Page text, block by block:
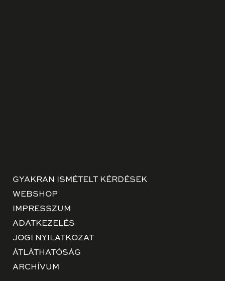
GYAKRAN ISMÉTELT KÉRDÉSEK
WEBSHOP
IMPRESSZUM
ADATKEZELÉS
JOGI NYILATKOZAT
ÁTLÁTHATÓSÁG
ARCHÍVUM